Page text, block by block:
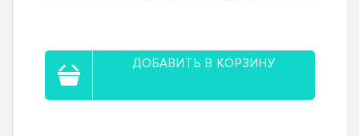
ДОБАВИТЬ В КОРЗИНУ